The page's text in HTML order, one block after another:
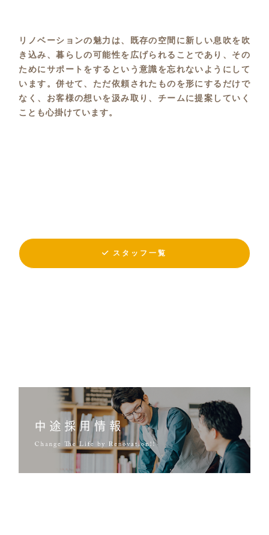
リノベーションの魅力は、既存の空間に新しい息吹を吹
き込み、暮らしの可能性を広げられることであり、その
ためにサポートをするという意識を忘れないようにして
います。併せて、ただ依頼されたものを形にするだけで
なく、お客様の想いを汲み取り、チームに提案していく
ことも心掛けています。
スタッフ一覧